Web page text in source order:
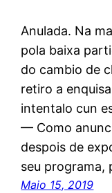
Anulada. Na
pola baixa
do cambio de
retiro a
intentalo cun
— Como
despois de
seu programa,
Maio 15, 2019